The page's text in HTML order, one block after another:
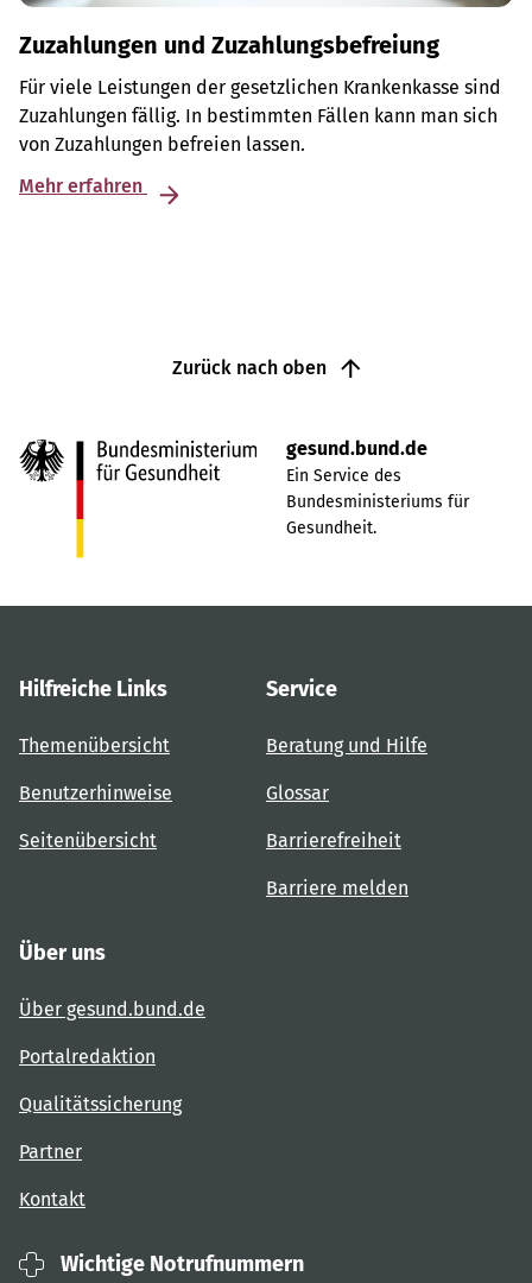
Zuzahlungen und Zuzahlungsbefreiung
Für viele Leistungen der gesetzlichen Krankenkasse sind
Zuzahlungen fällig. In bestimmten Fällen kann man sich
von Zuzahlungen befreien lassen.
Mehr erfahren
Zurück nach oben
gesund.bund.de
Ein Service des
Bundesministeriums für
Gesundheit.
Hilfreiche Links
Themenübersicht
Benutzerhinweise
Seitenübersicht
Service
Beratung und Hilfe
Glossar
Barrierefreiheit
Barriere melden
Über uns
Über gesund.bund.de
Portalredaktion
Qualitätssicherung
Partner
Kontakt
Wichtige Notrufnummern